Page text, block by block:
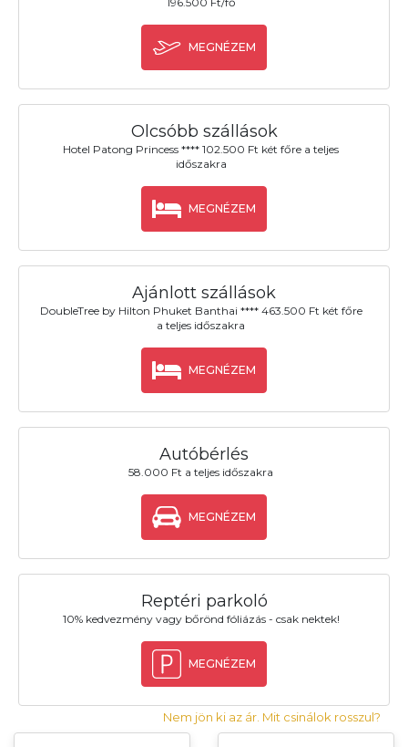
MEGNÉZEM
Olcsóbb szállások
Hotel Patong Princess **** 102.500 Ft két főre a teljes
időszakra
MEGNÉZEM
Ajánlott szállások
DoubleTree by Hilton Phuket Banthai **** 463.500 Ft két főre
a teljes időszakra
MEGNÉZEM
Autóbérlés
58.000 Ft a teljes időszakra
MEGNÉZEM
Reptéri parkoló
10% kedvezmény vagy bőrönd fóliázás - csak nektek!
MEGNÉZEM
Nem jön ki az ár. Mit csinálok rosszul?